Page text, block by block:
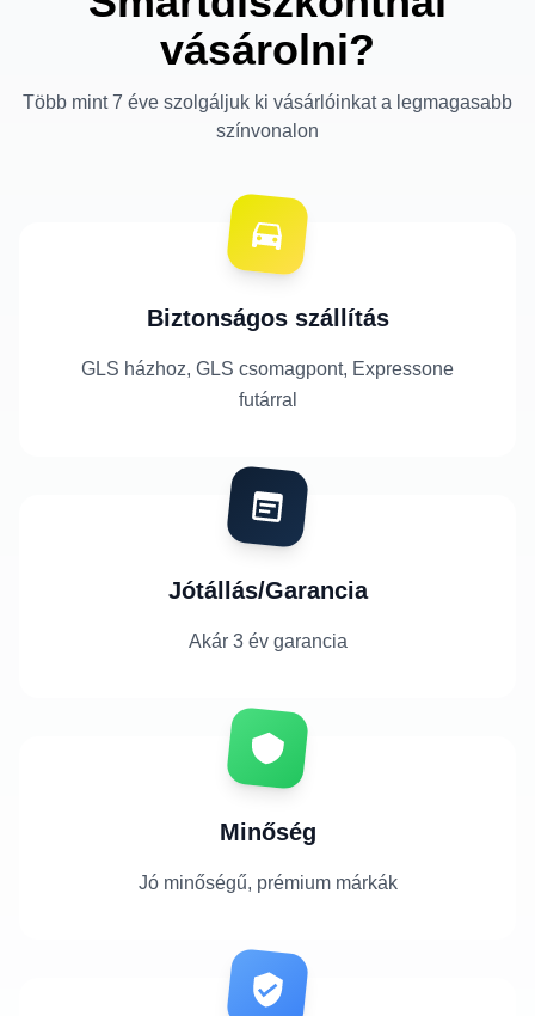
vásárolni?
Több mint 7 éve szolgáljuk ki vásárlóinkat a legmagasabb
színvonalon
Biztonságos szállítás
GLS házhoz, GLS csomagpont, Expressone
futárral
Jótállás/Garancia
Akár 3 év garancia
Minőség
Jó minőségű, prémium márkák